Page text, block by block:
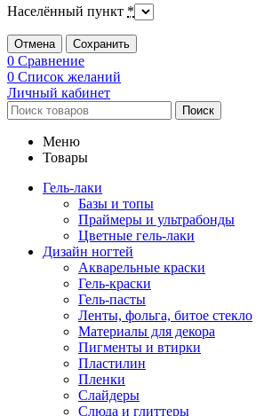
Населённый пункт *
Отмена Сохранить
0 Сравнение
0 Список желаний
Личный кабинет
Поиск
Меню
Товары
Гель-лаки
Базы и топы
Праймеры и ультрабонды
Цветные гель-лаки
Дизайн ногтей
Акварельные краски
Гель-краски
Гель-пасты
Ленты, фольга, битое стекло
Материалы для декора
Пигменты и втирки
Пластилин
Пленки
Слайдеры
Слюда и глиттеры